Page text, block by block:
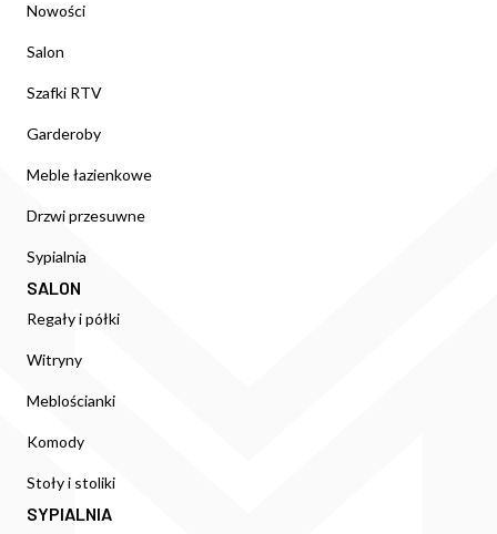
Nowości
Salon
Szafki RTV
Garderoby
Meble łazienkowe
Drzwi przesuwne
Sypialnia
SALON
Regały i półki
Witryny
Meblościanki
Komody
Stoły i stoliki
SYPIALNIA